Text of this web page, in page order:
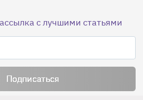
с лучшими статьями